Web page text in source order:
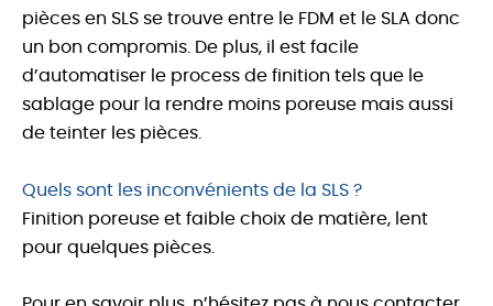
pièces en SLS se trouve entre le FDM et le SLA donc
un bon compromis. De plus, il est facile
d’automatiser le process de finition tels que le
sablage pour la rendre moins poreuse mais aussi
de teinter les pièces.
Quels sont les inconvénients de la SLS ?
Finition poreuse et faible choix de matière, lent
pour quelques pièces.